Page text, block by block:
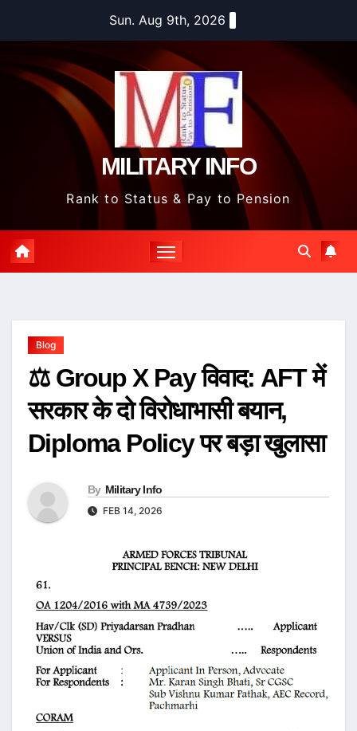
Sun. Aug 9th, 2026
MILITARY INFO
Rank to Status & Pay to Pension
Blog
⚖️ Group X Pay विवाद: AFT में
सरकार के दो विरोधाभासी बयान,
Diploma Policy पर बड़ा खुलासा
By Military Info
FEB 14, 2026